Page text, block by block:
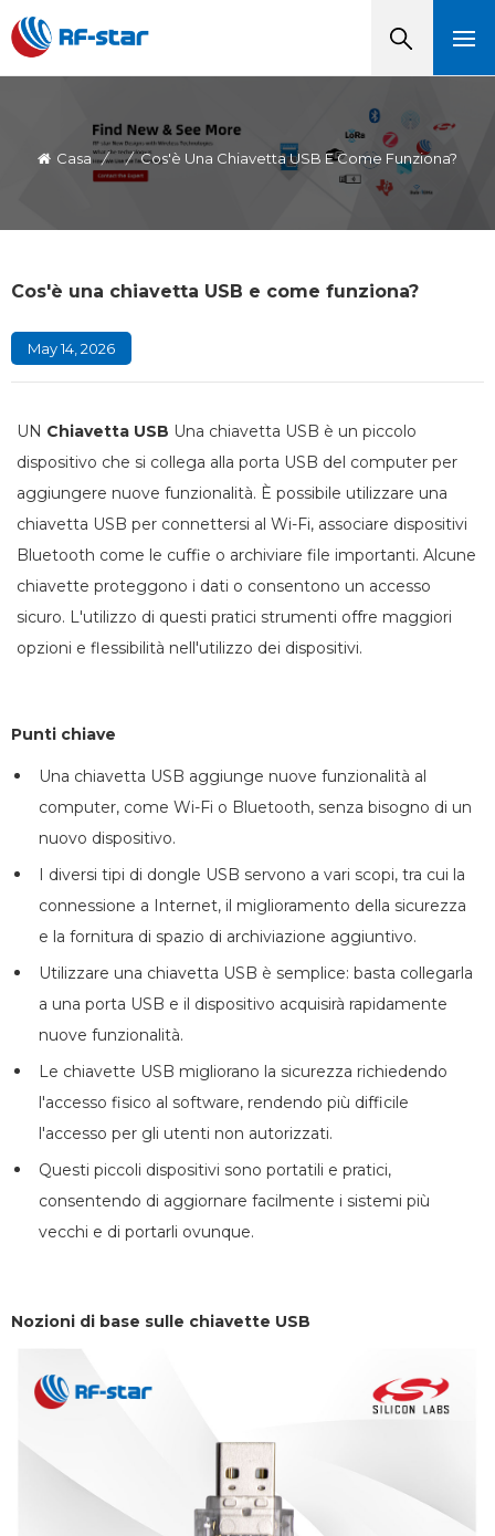
Casa / / Cos'è Una Chiavetta USB E Come Funziona?
Cos'è una chiavetta USB e come funziona?
May 14, 2026
UN Chiavetta USB Una chiavetta USB è un piccolo
dispositivo che si collega alla porta USB del computer per
aggiungere nuove funzionalità. È possibile utilizzare una
chiavetta USB per connettersi al Wi-Fi, associare dispositivi
Bluetooth come le cuffie o archiviare file importanti. Alcune
chiavette proteggono i dati o consentono un accesso
sicuro. L'utilizzo di questi pratici strumenti offre maggiori
opzioni e flessibilità nell'utilizzo dei dispositivi.
Punti chiave
Una chiavetta USB aggiunge nuove funzionalità al
computer, come Wi-Fi o Bluetooth, senza bisogno di un
nuovo dispositivo.
I diversi tipi di dongle USB servono a vari scopi, tra cui la
connessione a Internet, il miglioramento della sicurezza
e la fornitura di spazio di archiviazione aggiuntivo.
Utilizzare una chiavetta USB è semplice: basta collegarla
a una porta USB e il dispositivo acquisirà rapidamente
nuove funzionalità.
Le chiavette USB migliorano la sicurezza richiedendo
l'accesso fisico al software, rendendo più difficile
l'accesso per gli utenti non autorizzati.
Questi piccoli dispositivi sono portatili e pratici,
consentendo di aggiornare facilmente i sistemi più
vecchi e di portarli ovunque.
Nozioni di base sulle chiavette USB